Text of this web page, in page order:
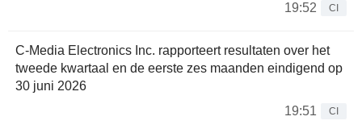
19:52
CI
C-Media Electronics Inc. rapporteert resultaten over het
tweede kwartaal en de eerste zes maanden eindigend op
30 juni 2026
19:51
CI